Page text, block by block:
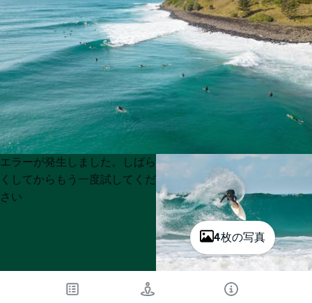
4枚の写真
Product
List
Product
List
エラーが発生しました。しばら
くしてからもう一度試してくだ
さい